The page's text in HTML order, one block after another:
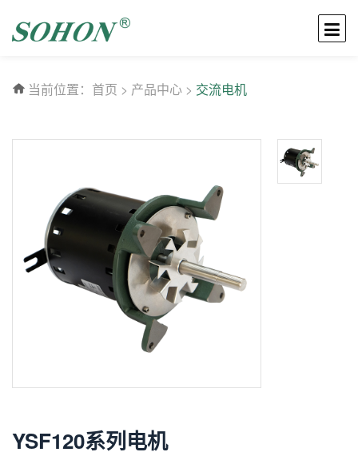
当前位置： 首页 > 产品中心 > 交流电机
YSF120系列电机